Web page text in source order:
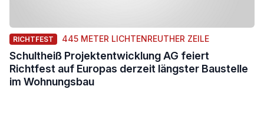
RICHTFEST 445 METER LICHTENREUTHER ZEILE
Schultheiß Projektentwicklung AG feiert
Richtfest auf Europas derzeit längster Baustelle
im Wohnungsbau